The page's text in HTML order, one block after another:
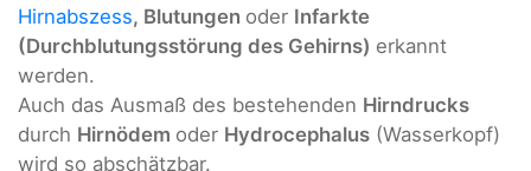
Hirnabszess, Blutungen oder Infarkte
(Durchblutungsstörung des Gehirns) erkannt
werden.
Auch das Ausmaß des bestehenden Hirndrucks
durch Hirnödem oder Hydrocephalus (Wasserkopf)
wird so abschätzbar.